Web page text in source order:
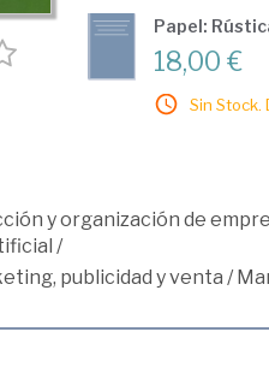
Papel:
18,00 €
Sin Stock.
y organización de
/
publicidad y venta /